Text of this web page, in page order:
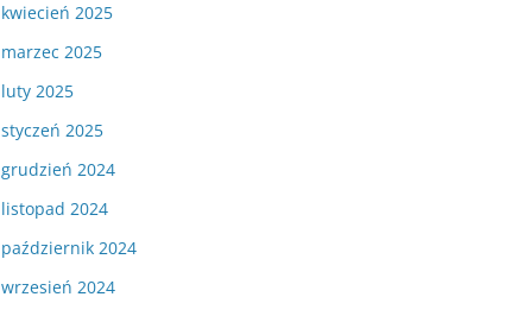
kwiecień 2025
marzec 2025
luty 2025
styczeń 2025
grudzień 2024
listopad 2024
październik 2024
wrzesień 2024